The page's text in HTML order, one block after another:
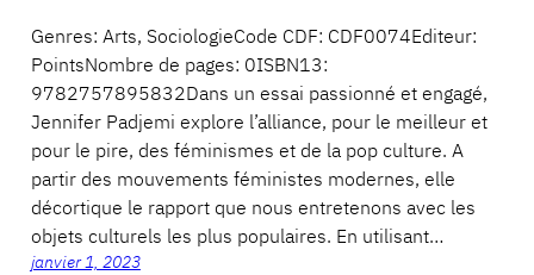
Genres: Arts, SociologieCode CDF: CDF0074Editeur:
PointsNombre de pages: 0ISBN13:
9782757895832Dans un essai passionné et engagé,
Jennifer Padjemi explore l’alliance, pour le meilleur et
pour le pire, des féminismes et de la pop culture. A
partir des mouvements féministes modernes, elle
décortique le rapport que nous entretenons avec les
objets culturels les plus populaires. En utilisant…
janvier 1, 2023